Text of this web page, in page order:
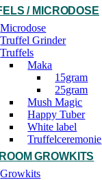
/ MICRODOSE
Microdose
Truffel Grinder
Truffels
Maka
15gram
25gram
Mush Magic
Happy Tuber
White label
Truffelceremonie
GROWKITS
Growkits